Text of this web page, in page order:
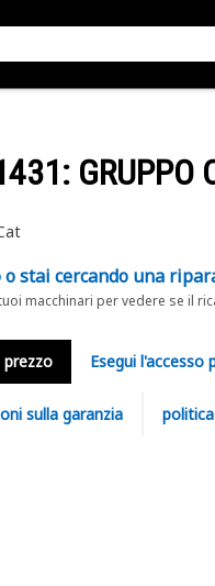
: GRUPPO
o stai cercando una
macchinari per vedere se il
prezzo Esegui l'accesso
sulla garanzia